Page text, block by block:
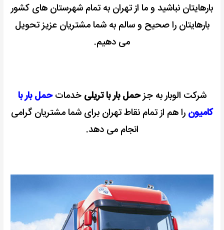
بارهایتان نباشید و ما از تهران به تمام شهرستان های کشور
بارهایتان را صحیح و سالم به شما مشتریان عزیز تحویل
می دهیم.
شرکت الوبار به جزحمل بار با تریلی خدمات حمل بار با
کامیون را هم از تمام نقاط تهران برای شما مشتریان گرامی
انجام می دهد.